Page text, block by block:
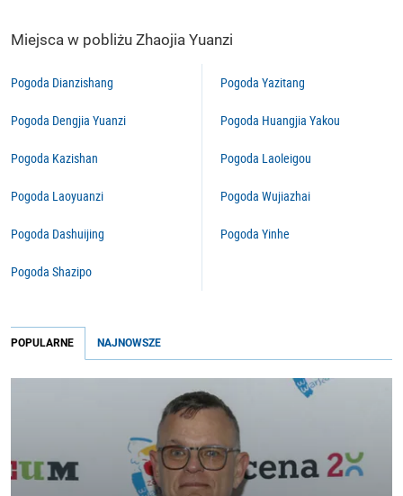
Miejsca w pobliżu Zhaojia Yuanzi
Pogoda Dianzishang
Pogoda Dengjia Yuanzi
Pogoda Kazishan
Pogoda Laoyuanzi
Pogoda Dashuijing
Pogoda Shazipo
Pogoda Yazitang
Pogoda Huangjia Yakou
Pogoda Laoleigou
Pogoda Wujiazhai
Pogoda Yinhe
POPULARNE NAJNOWSZE